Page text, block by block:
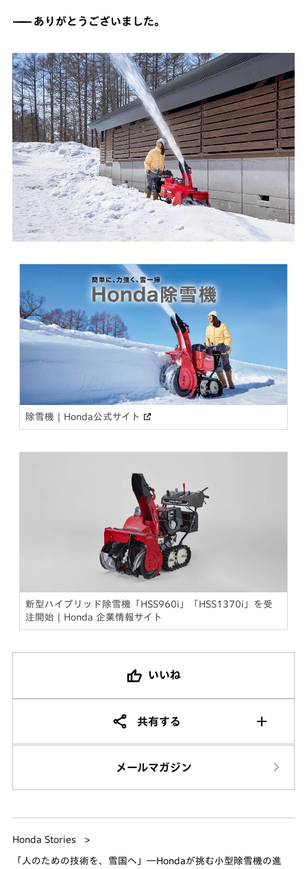
ありがとうございました。
除雪機 | Honda公式サイト
新型ハイブリッド除雪機「HSS960i」「HSS1370i」を受
注開始 | Honda 企業情報サイト
いいね
共有する
メールマガジン
Honda Stories
「人のための技術を、雪国へ」―Hondaが挑む小型除雪機の進